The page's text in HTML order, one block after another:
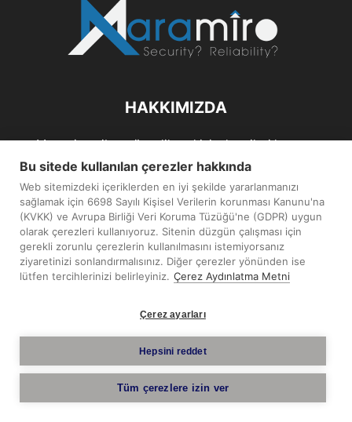
HAKKIMIZDA
Maramiro; siber güvenlik ve kişisel verileri koruma
alanlarıın sağlıklı büyümelerine odaklanarak bu sektörlerle
ilgili güncel haber ve analizler hazırlayıp yayınlayan bir
haber sitesidir.
İletişim:maramiro@sentezmedya.com.tr
BIZI TAKIP EDIN
Telif Hakkı © 2019 - 2026 Sentez Medya Limited. Tüm hakları
saklıdır.
Bu sitede kullanılan çerezler hakkında
Web sitemizdeki içeriklerden en iyi şekilde yararlanmanızı
sağlamak için 6698 Sayılı Kişisel Verilerin korunması Kanunu'na
(KVKK) ve Avrupa Birliği Veri Koruma Tüzüğü'ne (GDPR) uygun
olarak çerezleri kullanıyoruz. Sitenin düzgün çalışması için
gerekli zorunlu çerezlerin kullanılmasını istemiyorsanız
ziyaretinizi sonlandırmalısınız. Diğer çerezler yönünden ise
lütfen tercihlerinizi belirleyiniz. Çerez Aydınlatma Metni
Çerez ayarları
Hepsini reddet
Tüm çerezlere izin ver